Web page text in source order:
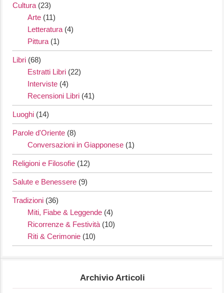
Cultura (23)
Arte (11)
Letteratura (4)
Pittura (1)
Libri (68)
Estratti Libri (22)
Interviste (4)
Recensioni Libri (41)
Luoghi (14)
Parole d'Oriente (8)
Conversazioni in Giapponese (1)
Religioni e Filosofie (12)
Salute e Benessere (9)
Tradizioni (36)
Miti, Fiabe & Leggende (4)
Ricorrenze & Festività (10)
Riti & Cerimonie (10)
Archivio Articoli